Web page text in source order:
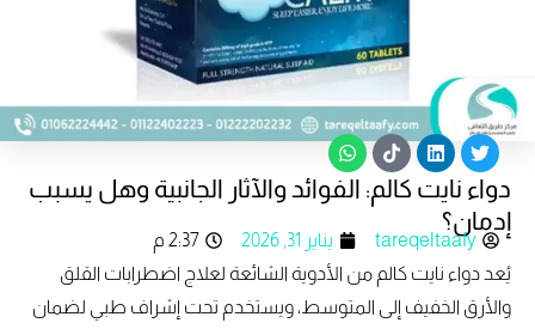
T
w
i
t
t
e
L
i
n
k
e
d
i
n
T
i
k
k
W
h
a
p
دواء نايت كالم: الفوائد والآثار الجانبية وهل يسبب
إدمان؟
tareqeltaafy يناير 31, 2026
2:37 م
يُعد دواء نايت كالم من الأدوية الشائعة لعلاج اضطرابات القلق
والأرق الخفيف إلى المتوسط، ويستخدم تحت إشراف طبي لضمان